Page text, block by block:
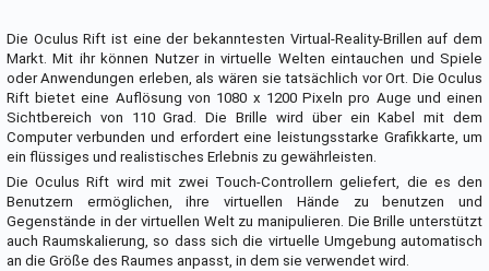
Die Oculus Rift ist eine der bekanntesten Virtual-Reality-Brillen auf dem
Markt. Mit ihr können Nutzer in virtuelle Welten eintauchen und Spiele
oder Anwendungen erleben, als wären sie tatsächlich vor Ort. Die Oculus
Rift bietet eine Auflösung von 1080 x 1200 Pixeln pro Auge und einen
Sichtbereich von 110 Grad. Die Brille wird über ein Kabel mit dem
Computer verbunden und erfordert eine leistungsstarke Grafikkarte, um
ein flüssiges und realistisches Erlebnis zu gewährleisten.
Die Oculus Rift wird mit zwei Touch-Controllern geliefert, die es den
Benutzern ermöglichen, ihre virtuellen Hände zu benutzen und
Gegenstände in der virtuellen Welt zu manipulieren. Die Brille unterstützt
auch Raumskalierung, so dass sich die virtuelle Umgebung automatisch
an die Größe des Raumes anpasst, in dem sie verwendet wird.